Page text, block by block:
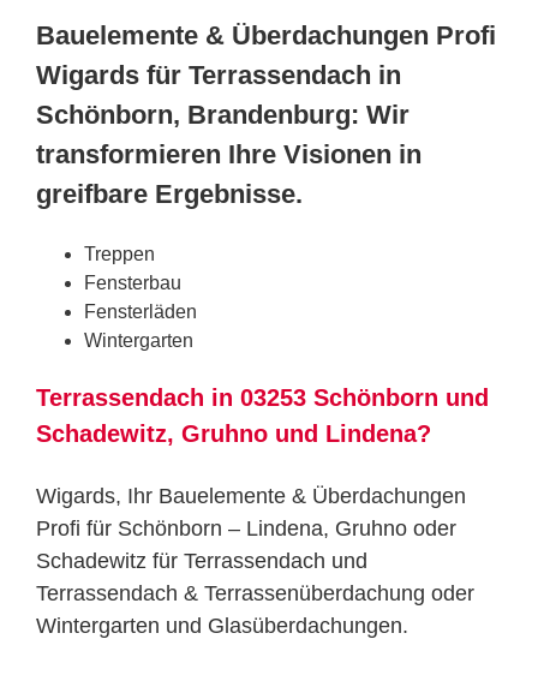
Bauelemente & Überdachungen Profi
Wigards für Terrassendach in
Schönborn, Brandenburg: Wir
transformieren Ihre Visionen in
greifbare Ergebnisse.
Treppen
Fensterbau
Fensterläden
Wintergarten
Terrassendach in 03253 Schönborn und
Schadewitz, Gruhno und Lindena?
Wigards, Ihr Bauelemente & Überdachungen
Profi für Schönborn – Lindena, Gruhno oder
Schadewitz für Terrassendach und
Terrassendach & Terrassenüberdachung oder
Wintergarten und Glasüberdachungen.